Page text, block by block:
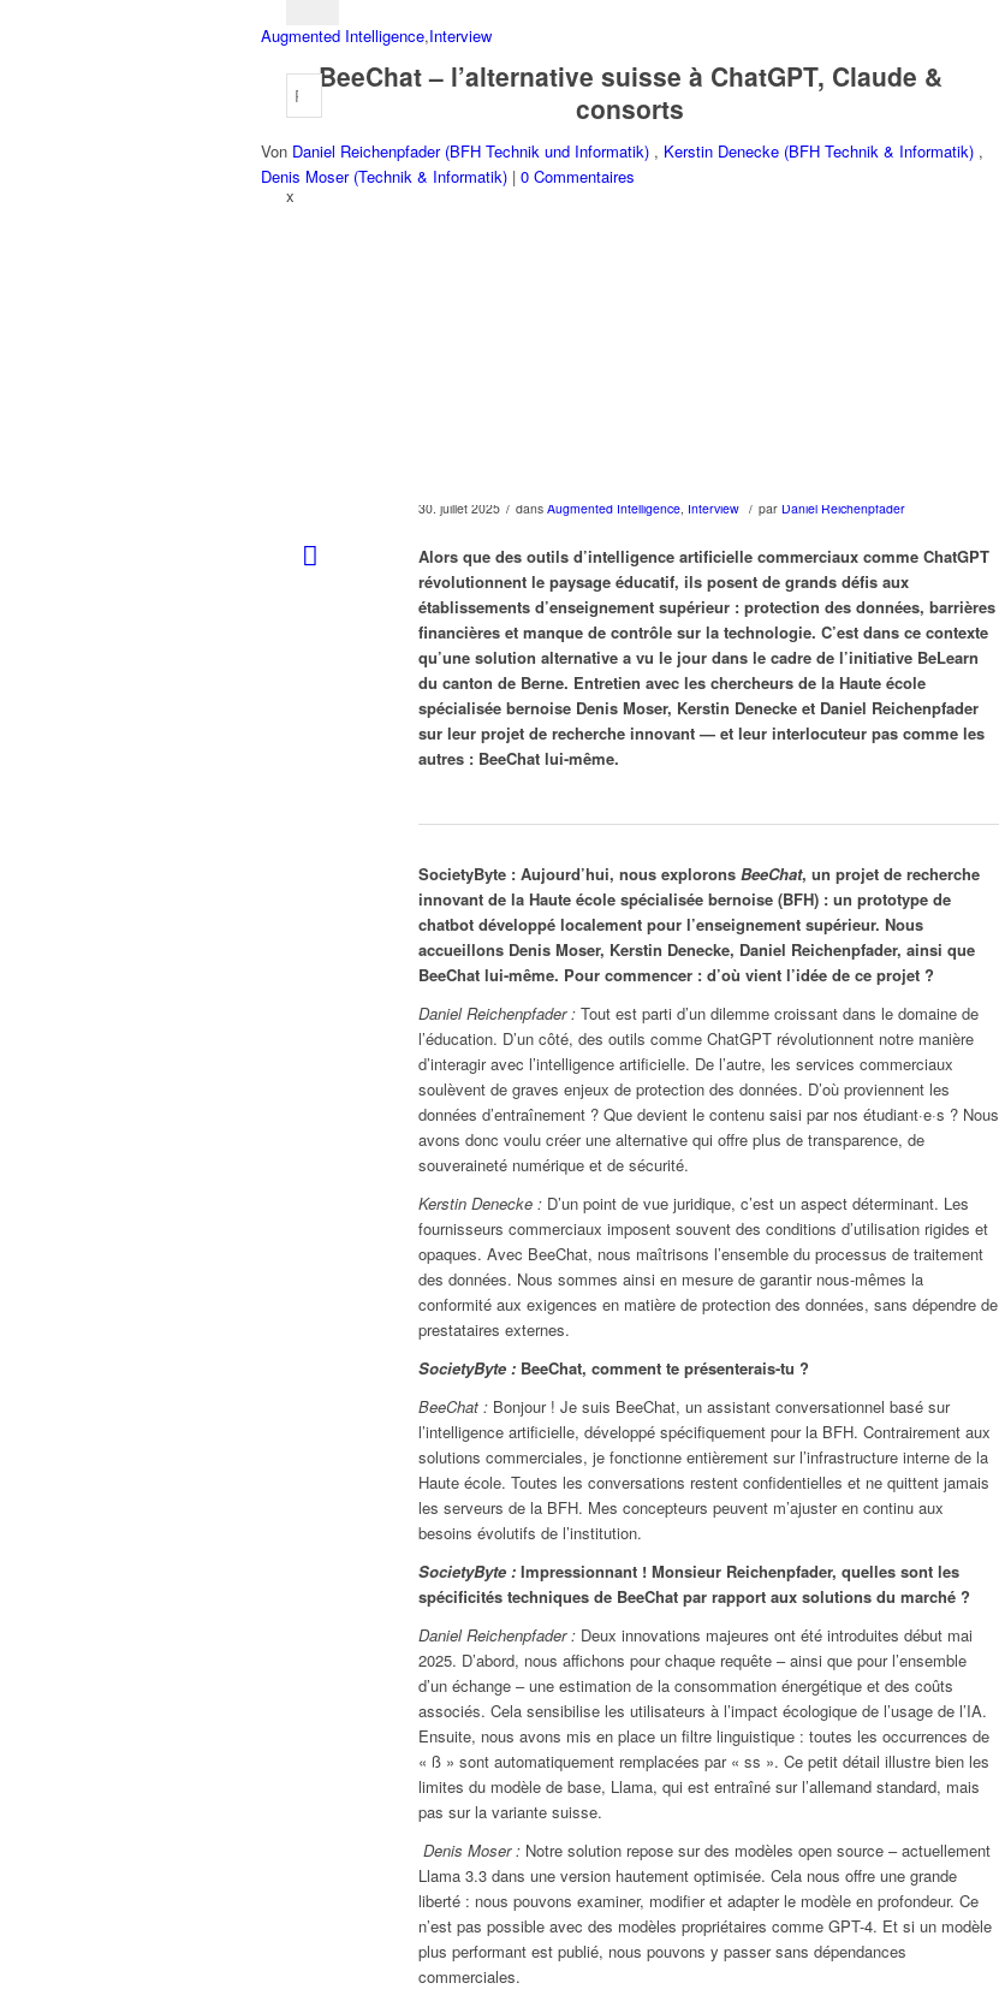
x
Augmented Intelligence,Interview
BeeChat – l’alternative suisse à ChatGPT, Claude &
consorts
Von Daniel Reichenpfader (BFH Technik und Informatik) , Kerstin Denecke (BFH Technik & Informatik) ,
Denis Moser (Technik & Informatik) | 0 Commentaires
30. juillet 2025 / dans Augmented Intelligence, Interview / par Daniel Reichenpfader
Alors que des outils d’intelligence artificielle commerciaux comme ChatGPT
révolutionnent le paysage éducatif, ils posent de grands défis aux
établissements d’enseignement supérieur : protection des données, barrières
financières et manque de contrôle sur la technologie. C’est dans ce contexte
qu’une solution alternative a vu le jour dans le cadre de l’initiative BeLearn
du canton de Berne. Entretien avec les chercheurs de la Haute école
spécialisée bernoise Denis Moser, Kerstin Denecke et Daniel Reichenpfader
sur leur projet de recherche innovant — et leur interlocuteur pas comme les
autres : BeeChat lui-même.
SocietyByte : Aujourd’hui, nous explorons BeeChat, un projet de recherche
innovant de la Haute école spécialisée bernoise (BFH) : un prototype de
chatbot développé localement pour l’enseignement supérieur. Nous
accueillons Denis Moser, Kerstin Denecke, Daniel Reichenpfader, ainsi que
BeeChat lui-même. Pour commencer : d’où vient l’idée de ce projet ?
Daniel Reichenpfader : Tout est parti d’un dilemme croissant dans le domaine de
l’éducation. D’un côté, des outils comme ChatGPT révolutionnent notre manière
d’interagir avec l’intelligence artificielle. De l’autre, les services commerciaux
soulèvent de graves enjeux de protection des données. D’où proviennent les
données d’entraînement ? Que devient le contenu saisi par nos étudiant·e·s ? Nous
avons donc voulu créer une alternative qui offre plus de transparence, de
souveraineté numérique et de sécurité.
Kerstin Denecke : D’un point de vue juridique, c’est un aspect déterminant. Les
fournisseurs commerciaux imposent souvent des conditions d’utilisation rigides et
opaques. Avec BeeChat, nous maîtrisons l’ensemble du processus de traitement
des données. Nous sommes ainsi en mesure de garantir nous-mêmes la
conformité aux exigences en matière de protection des données, sans dépendre de
prestataires externes.
SocietyByte : BeeChat, comment te présenterais-tu ?
BeeChat : Bonjour ! Je suis BeeChat, un assistant conversationnel basé sur
l’intelligence artificielle, développé spécifiquement pour la BFH. Contrairement aux
solutions commerciales, je fonctionne entièrement sur l’infrastructure interne de la
Haute école. Toutes les conversations restent confidentielles et ne quittent jamais
les serveurs de la BFH. Mes concepteurs peuvent m’ajuster en continu aux
besoins évolutifs de l’institution.
SocietyByte : Impressionnant ! Monsieur Reichenpfader, quelles sont les
spécificités techniques de BeeChat par rapport aux solutions du marché ?
Daniel Reichenpfader : Deux innovations majeures ont été introduites début mai
2025. D’abord, nous affichons pour chaque requête – ainsi que pour l’ensemble
d’un échange – une estimation de la consommation énergétique et des coûts
associés. Cela sensibilise les utilisateurs à l’impact écologique de l’usage de l’IA.
Ensuite, nous avons mis en place un filtre linguistique : toutes les occurrences de
« ß » sont automatiquement remplacées par « ss ». Ce petit détail illustre bien les
limites du modèle de base, Llama, qui est entraîné sur l’allemand standard, mais
pas sur la variante suisse.
Denis Moser : Notre solution repose sur des modèles open source – actuellement
Llama 3.3 dans une version hautement optimisée. Cela nous offre une grande
liberté : nous pouvons examiner, modifier et adapter le modèle en profondeur. Ce
n’est pas possible avec des modèles propriétaires comme GPT-4. Et si un modèle
plus performant est publié, nous pouvons y passer sans dépendances
commerciales.